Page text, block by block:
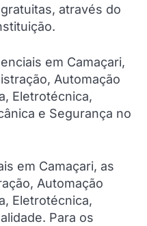
através do
em Camaçari,
Automação
Eletrotécnica,
e Segurança no
em Camaçari, as
Automação
Eletrotécnica,
Para os